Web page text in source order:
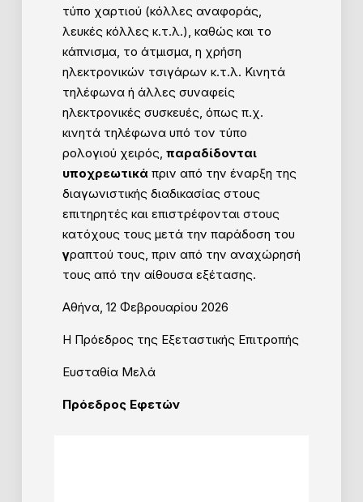
τύπο χαρτιού (κόλλες αναφοράς,
λευκές κόλλες κ.τ.λ.), καθώς και το
κάπνισμα, το άτμισμα, η χρήση
ηλεκτρονικών τσιγάρων κ.τ.λ. Κινητά
τηλέφωνα ή άλλες συναφείς
ηλεκτρονικές συσκευές, όπως π.χ.
κινητά τηλέφωνα υπό τον τύπο
ρολογιού χειρός, παραδίδονται
υποχρεωτικά πριν από την έναρξη της
διαγωνιστικής διαδικασίας στους
επιτηρητές και επιστρέφονται στους
κατόχους τους μετά την παράδοση του
γραπτού τους, πριν από την αναχώρησή
τους από την αίθουσα εξέτασης.
Αθήνα, 12 Φεβρουαρίου 2026
Η Πρόεδρος της Εξεταστικής Επιτροπής
Ευσταθία Μελά
Πρόεδρος Εφετών